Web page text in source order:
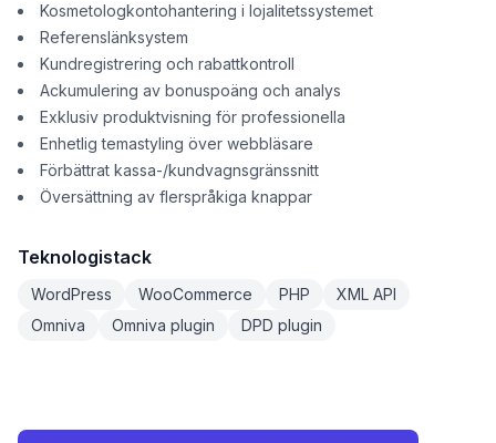
Kosmetologkontohantering i lojalitetssystemet
Referenslänksystem
Kundregistrering och rabattkontroll
Ackumulering av bonuspoäng och analys
Exklusiv produktvisning för professionella
Enhetlig temastyling över webbläsare
Förbättrat kassa-/kundvagnsgränssnitt
Översättning av flerspråkiga knappar
Teknologistack
WordPress WooCommerce PHP
XML API
Omniva
Omniva plugin DPD plugin